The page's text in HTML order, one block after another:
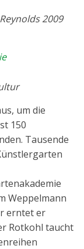
2009
um die
150
Tausende
Weppelmann
erntet er
Rotkohl taucht